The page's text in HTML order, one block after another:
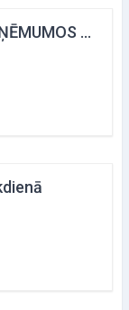
DIGITĀLĀ TRANSFORMĀCIJA UZŅĒMUMOS UN VALSTS PĀRVALDĒ